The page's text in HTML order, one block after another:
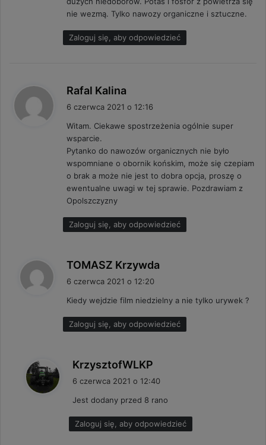
nie wezmą. Tylko nawozy organiczne i sztuczne.
Zaloguj się, aby odpowiedzieć
Rafal Kalina
z
:
6 czerwca 2021 o 12:16
Witam. Ciekawe spostrzeżenia ogólnie super
wsparcie.
Pytanko do nawozów organicznych nie było
wspomniane o obornik końskim, może się czepiam
o brak a może nie jest to dobra opcja, proszę o
ewentualne uwagi w tej sprawie. Pozdrawiam z
Opolszczyzny
Zaloguj się, aby odpowiedzieć
TOMASZ Krzywda
z
e
:
6 czerwca 2021 o 12:20
Kiedy wejdzie film niedzielny a nie tylko urywek ?
Zaloguj się, aby odpowiedzieć
KrzysztofWLKP
i
z
e
:
6 czerwca 2021 o 12:40
Jest dodany przed 8 rano
Zaloguj się, aby odpowiedzieć